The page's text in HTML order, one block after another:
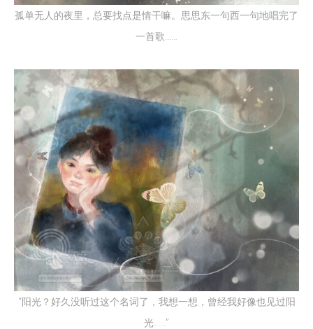
孤单无人的夜里，总要找点是情干嘛。思思东一句西一句地唱完了
一首歌……
“阳光？好久没听过这个名词了，我想一想，曾经我好像也见过阳
光……”